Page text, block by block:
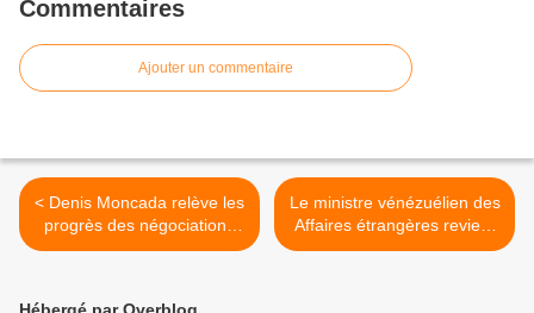
Commentaires
Ajouter un commentaire
< Denis Moncada relève les
progrès des négociations
entre le gouvernement et
Le ministre vénézuélien des
Affaires étrangères revient
à l'ONU pour dénoncer